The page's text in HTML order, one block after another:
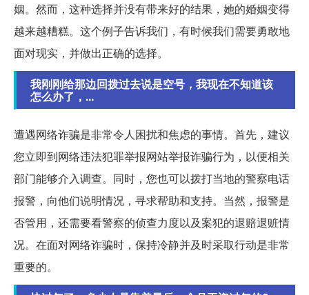
姻。然而，这种选择并没有带来好的结果，她的婚姻变得
越来越糟糕。这个例子告诉我们，有时候我们需要勇敢地
面对现实，并做出正确的选择。
我刚刚给那边回拨过去说是空号，我现在不知道该
怎么办了，...
遭遇网络诈骗是非常令人困扰和焦虑的事情。首先，建议
您立即到网络违法犯罪举报网站举报诈骗行为，以便相关
部门能够介入调查。同时，您也可以拨打当地的警察电话
报警，向他们说明情况，寻求帮助和支持。当然，报警是
否管用，还需要看警察的侦查力度以及案犯的退赔退赃情
况。在面对网络诈骗时，保持冷静并及时采取行动是非常
重要的。